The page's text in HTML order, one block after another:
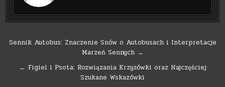
Nawigacja
Sennik Autobus: Znaczenie Snów o Autobusach i Interpretacje
Marzeń Sennych →
← Figiel i Psota: Rozwiązania Krzyżówki oraz Najczęściej
Szukane Wskazówki